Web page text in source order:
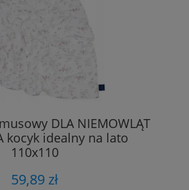
DLA NIEMOWLĄT
kocyk idealny na lato
110x110
59,89 zł